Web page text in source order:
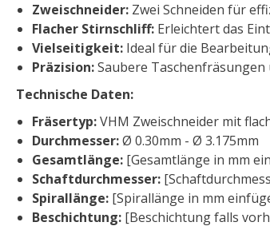
Zweischneider: Zwei Schneiden für
Flacher Stirnschliff: Erleichtert das
Vielseitigkeit: Ideal für die
Präzision:Saubere Taschenfräsungen
Technische Daten:
Fräsertyp:VHM Zweischneider mit
Durchmesser:Ø 0.30mm - Ø 3.175mm
Gesamtlänge: [Gesamtlänge in mm
Schaftdurchmesser:
Spirallänge: [Spirallänge in mm
Beschichtung: [Beschichtung falls